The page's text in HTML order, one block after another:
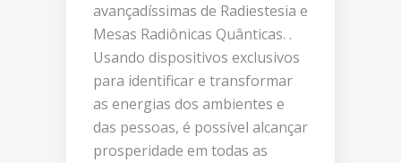
avançadíssimas de Radiestesia e
Mesas Radiônicas Quânticas. .
Usando dispositivos exclusivos
para identificar e transformar
as energias dos ambientes e
das pessoas, é possível alcançar
prosperidade em todas as